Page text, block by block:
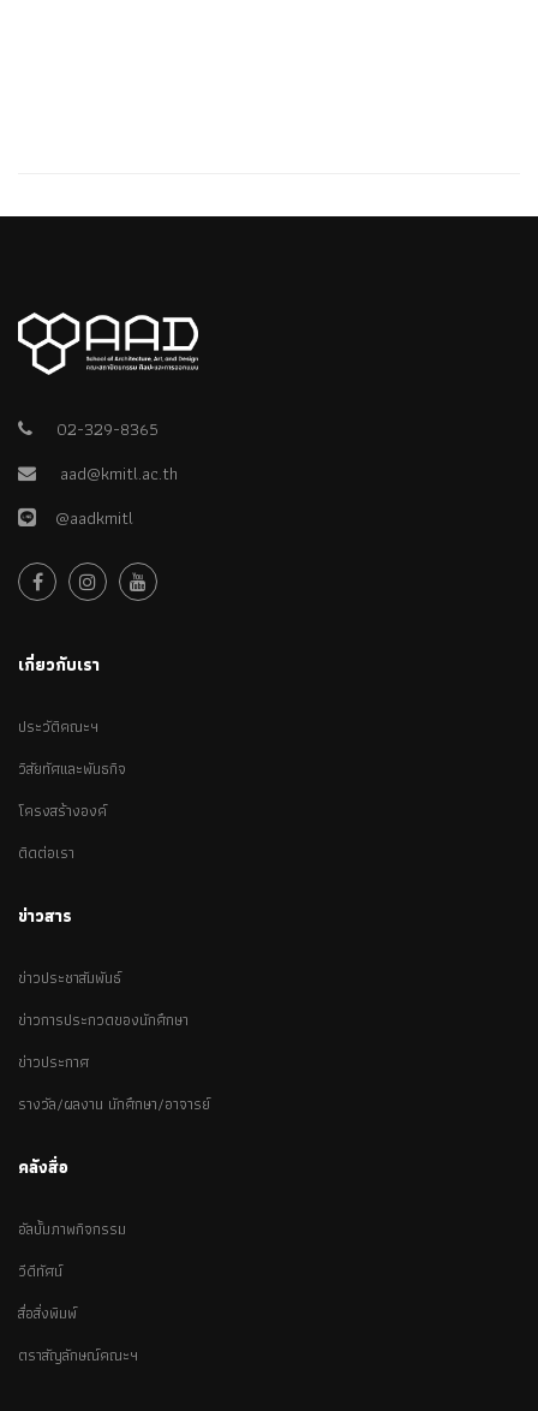
02-329-8365
aad@kmitl.ac.th
@aadkmitl
เกี่ยวกับเรา
ประวัติคณะฯ
วิสัยทัศและพันธกิจ
โครงสร้างองค์
ติดต่อเรา
ข่าวสาร
ข่าวประชาสัมพันธ์
ข่าวการประกวดของนักศึกษา
ข่าวประกาศ
รางวัล/ผลงาน นักศึกษา/อาจารย์
คลังสื่อ
อัลบั้มภาพกิจกรรม
วีดีทัศน์
สื่อสิ่งพิมพ์
ตราสัญลักษณ์คณะฯ